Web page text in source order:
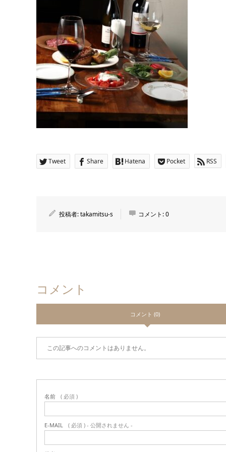
Tweet Share Hatena Pocket RSS
投稿者:takamitsu-s コメント:0
コメント
コメント (0)
この記事へのコメントはありません。
名前 ( 必須 )
E-MAIL ( 必須 ) - 公開されません -